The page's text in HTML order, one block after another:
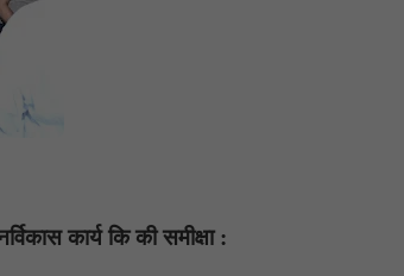
कार्य कि की समीक्षा :